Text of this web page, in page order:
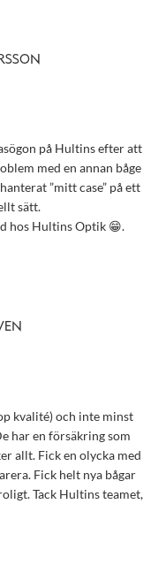
på Hultins efter att
med en annan båge
”mitt case” på ett
sätt.
hos Hultins Optik 😁.
kvalité) och inte minst
har en försäkring som
allt. Fick en olycka med
Fick helt nya bågar
Tack Hultins teamet,